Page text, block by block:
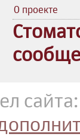
О проекте